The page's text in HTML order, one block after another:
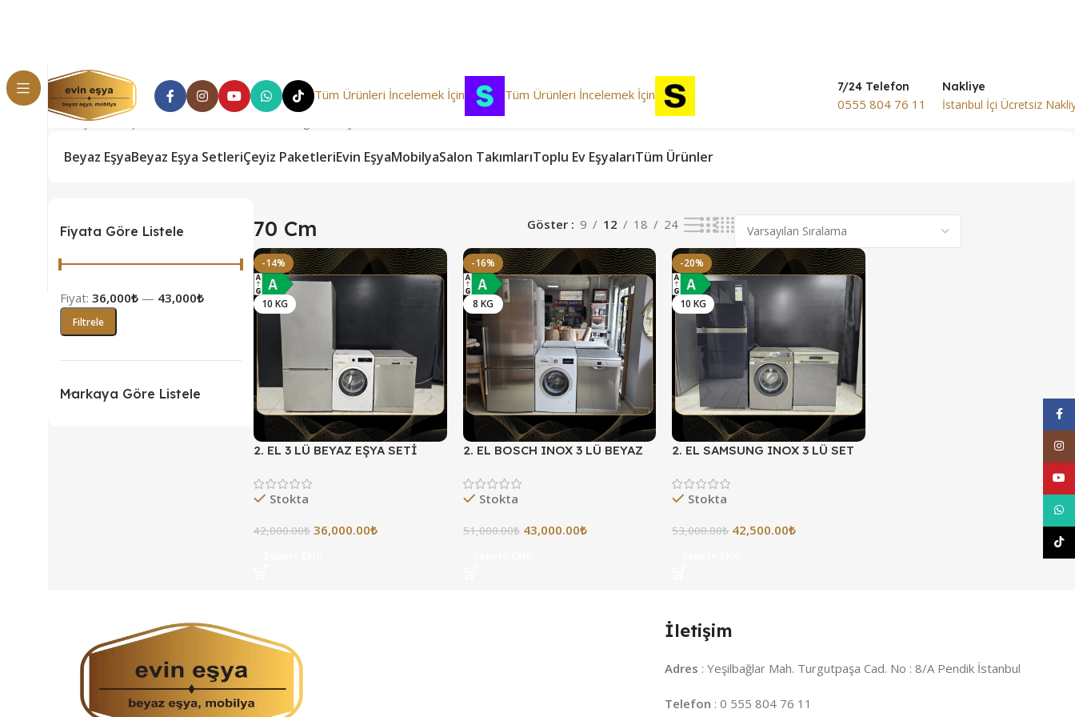
Tüm Ürünleri İncelemek İçin Tüm Ürünleri İncelemek İçin
7/24 Telefon
0555 804 76 11
Nakliye
İstanbul İçi Ücretsiz
Ana Sayfa Genişlik ürün
Beyaz EşyaBeyaz Eşya SetleriÇeyiz PaketleriEvin EşyaMobilyaSalon TakımlarıToplu Ev EşyalarıTüm Ürünler
Fiyata Göre Listele
Filtrele
Fiyat: 36,000₺ — 43,000₺
Markaya Göre Listele
70 Cm Göster 9 12 18 24
-14%
10 KG
2. EL 3 LÜ BEYAZ EŞYA SETİ
Stokta
42,000.00₺ 36,000.00₺
-16%
8 KG
2. EL BOSCH INOX 3 LÜ BEYAZ
Stokta
51,000.00₺ 43,000.00₺
-20%
10 KG
2. EL SAMSUNG INOX 3 LÜ SET
Stokta
53,000.00₺ 42,500.00₺
İletişim
Adres : Yeşilbağlar Mah. Turgutpaşa Cad. No : 8/A Pendik İstanbul
Telefon : 0 555 804 76 11